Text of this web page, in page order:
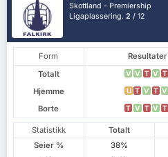
Skottland - Premiership
Ligaplassering.2 / 12
Form Resultater
Totalt
V V T V T
Hjemme U T V T V
Borte T V T V T
Statistikk Totalt
Seier %
38%